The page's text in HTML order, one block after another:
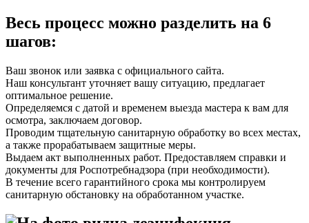
Весь процесс можно разделить на 6
шагов:
Ваш звонок или заявка с официального сайта.
Наш консультант уточняет вашу ситуацию, предлагает
оптимальное решение.
Определяемся с датой и временем выезда мастера к вам для
осмотра, заключаем договор.
Проводим тщательную санитарную обработку во всех местах,
а также прорабатываем защитные меры.
Выдаем акт выполненных работ. Предоставляем справки и
документы для Роспотребнадзора (при необходимости).
В течение всего гарантийного срока мы контролируем
санитарную обстановку на обработанном участке.